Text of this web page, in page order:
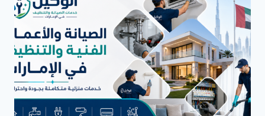
0582482610
خصم
30%